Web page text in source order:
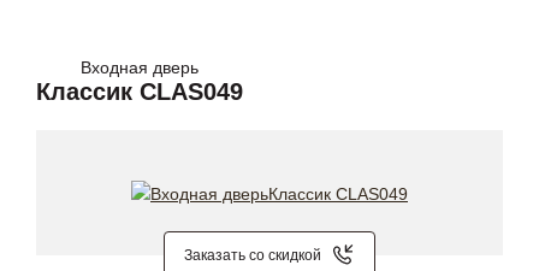
Входная дверь
Классик CLAS049
Заказать со скидкой